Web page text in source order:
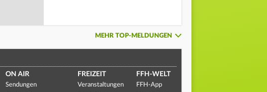
MEHR TOP-MELDUNGEN
ON AIR
Sendungen
FREIZEIT
Veranstaltungen
FFH-WELT
FFH-App